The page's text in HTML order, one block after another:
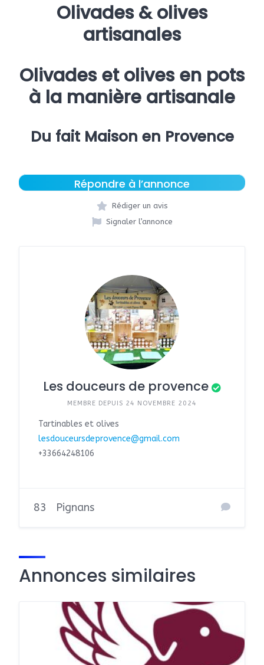
Olivades & olives
artisanales
Olivades et olives en pots
à la manière artisanale
Du fait Maison en Provence
Répondre à l’annonce
Rédiger un avis
Signaler l’annonce
Les douceurs de provence
MEMBRE DEPUIS 24 NOVEMBRE 2024
Tartinables et olives
lesdouceursdeprovence@gmail.com
+33664248106
83 Pignans
Annonces similaires